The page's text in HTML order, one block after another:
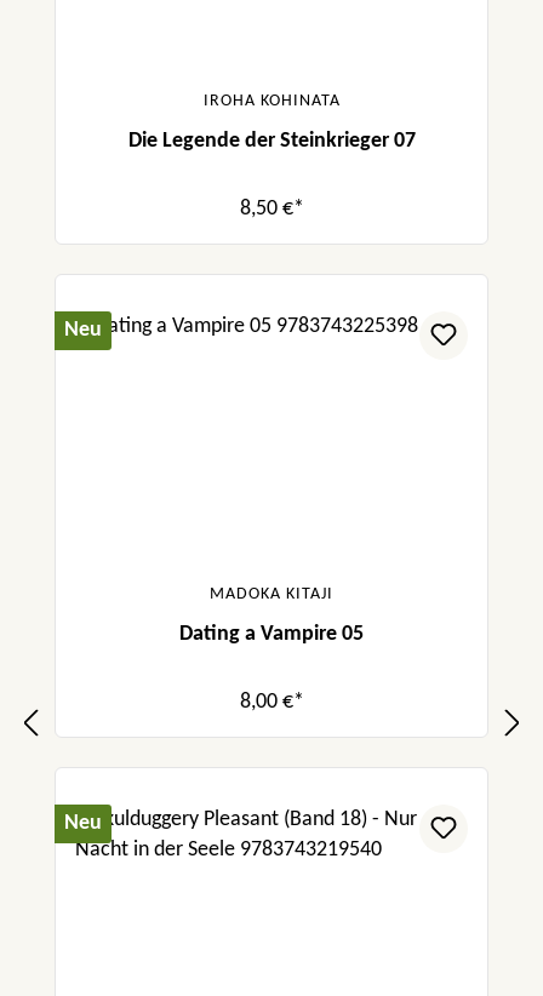
IROHA KOHINATA
Die Legende der Steinkrieger 07
8,50 €*
Neu
MADOKA KITAJI
Dating a Vampire 05
8,00 €*
Neu